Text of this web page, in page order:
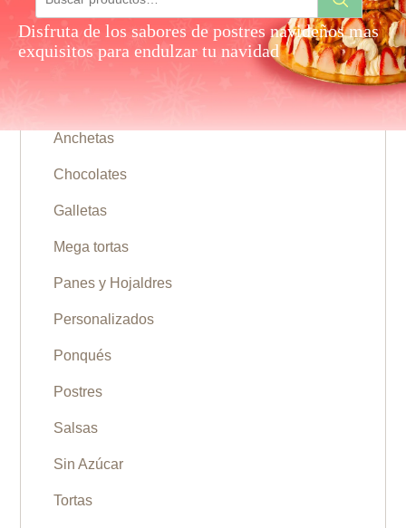
Disfruta de los sabores de postres navideños mas
exquisitos para endulzar tu navidad
por:
Anchetas
Chocolates
Galletas
Mega tortas
Panes y Hojaldres
Personalizados
Ponqués
Postres
Salsas
Sin Azúcar
Tortas